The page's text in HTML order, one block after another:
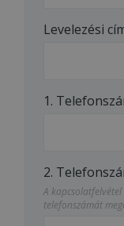
Levelezési
1.
2.
A kapcsolatfelvétel
telefonszámát